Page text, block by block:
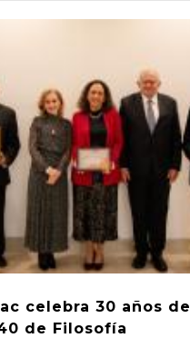
celebra 30 años de
de Filosofía